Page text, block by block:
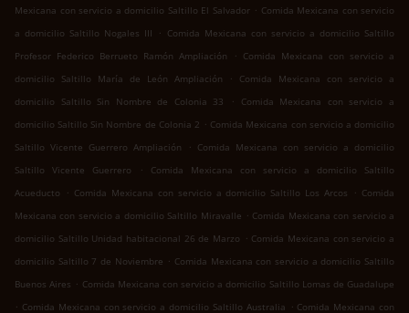
Mexicana con servicio a domicilio Saltillo El Salvador . Comida Mexicana con servicio
a domicilio Saltillo Nogales III
. Comida Mexicana con servicio a domicilio Saltillo
Profesor Federico Berrueto Ramón Ampliación
. Comida Mexicana con servicio a
domicilio Saltillo María de León Ampliación
.
Comida Mexicana con servicio a
domicilio Saltillo Sin Nombre de Colonia 33
.
Comida Mexicana con servicio a
domicilio Saltillo Sin Nombre de Colonia 2 . Comida Mexicana con servicio a domicilio
Saltillo Vicente Guerrero Ampliación
. Comida Mexicana con servicio a domicilio
Saltillo Vicente Guerrero
.
Comida Mexicana con servicio a domicilio Saltillo
Acueducto
. Comida Mexicana con servicio a domicilio Saltillo Los Arcos . Comida
Mexicana con servicio a domicilio Saltillo Miravalle . Comida Mexicana con servicio a
domicilio Saltillo Unidad habitacional 26 de Marzo . Comida Mexicana con servicio a
domicilio Saltillo 7 de Noviembre . Comida Mexicana con servicio a domicilio Saltillo
Buenos Aires . Comida Mexicana con servicio a domicilio Saltillo Lomas de Guadalupe
. Comida Mexicana con servicio a domicilio Saltillo Australia . Comida Mexicana con